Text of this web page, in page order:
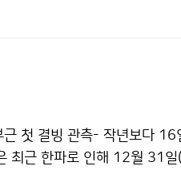
첫 결빙 관측- 작년보다 16
최근 한파로 인해 12월 31